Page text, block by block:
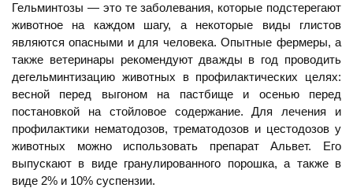
Гельминтозы — это те заболевания, которые подстерегают
животное на каждом шагу, а некоторые виды глистов
являются опасными и для человека. Опытные фермеры, а
также ветеринары рекомендуют дважды в год проводить
дегельминтизацию животных в профилактических целях:
весной перед выгоном на пастбище и осенью перед
постановкой на стойловое содержание. Для лечения и
профилактики нематодозов, трематодозов и цестодозов у
животных можно использовать препарат Альвет. Его
выпускают в виде гранулированного порошка, а также в
виде 2% и 10% суспензии.